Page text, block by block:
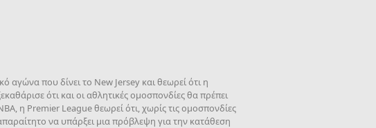
αγώνα που δίνει το New Jersey και θεωρεί ότι η
ότι και οι αθλητικές ομοσπονδίες θα πρέπει
η Premier League θεωρεί ότι, χωρίς τις ομοσπονδίες
να υπάρξει μια πρόβλεψη για την κατάθεση